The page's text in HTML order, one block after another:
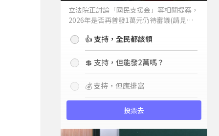
立法院正討論「國民支援金」等相關提案，
2026年是否再普發1萬元仍待審議(請見下
持嗎？👍 支持，全民都該領
💲 支持，但能發2萬嗎？
💰 支持，但應排富
投票去